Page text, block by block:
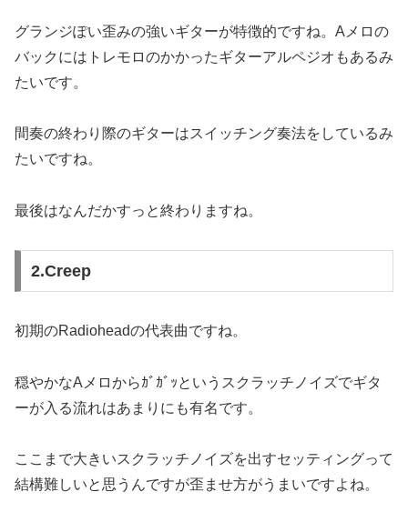
グランジぽい歪みの強いギターが特徴的ですね。Aメロの
バックにはトレモロのかかったギターアルペジオもあるみ
たいです。
間奏の終わり際のギターはスイッチング奏法をしているみ
たいですね。
最後はなんだかすっと終わりますね。
2.Creep
初期のRadioheadの代表曲ですね。
穏やかなAメロからｶﾞｶﾞｯというスクラッチノイズでギタ
ーが入る流れはあまりにも有名です。
ここまで大きいスクラッチノイズを出すセッティングって
結構難しいと思うんですが歪ませ方がうまいですよね。